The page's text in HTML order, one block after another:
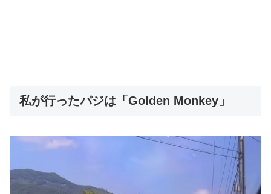
私が行ったパジは「Golden Monkey」